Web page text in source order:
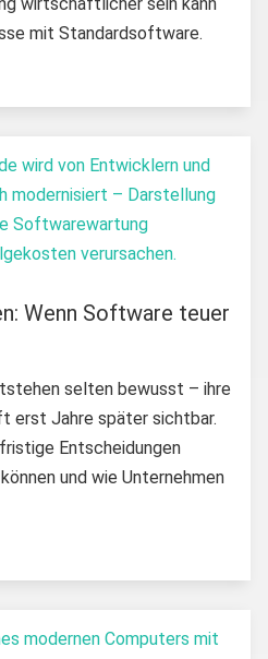
mit Standardsoftware.
Wenn Software teuer
selten bewusst – ihre
erst Jahre später sichtbar.
Entscheidungen
und wie Unternehmen